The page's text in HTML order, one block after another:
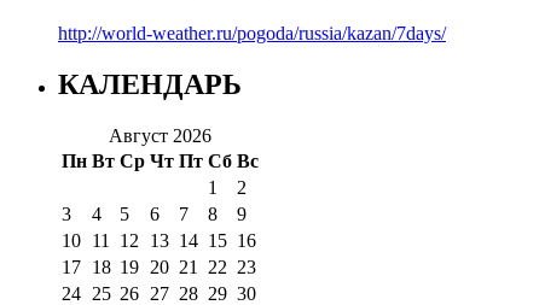
http://world-weather.ru/pogoda/russia/kazan/7days/
КАЛЕНДАРЬ
Август 2026
Пн Вт Ср Чт Пт Сб Вс
1
2
3
4 5 6 7 8
9
10 11 12 13 14 15 16
17 18 19 20 21 22 23
24 25 26 27 28 29 30